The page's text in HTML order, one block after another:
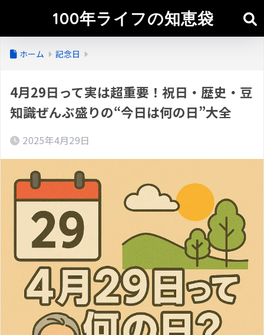
100年ライフの知恵袋
ホーム 記念日
4月29日って実は超重要！祝日・歴史・豆
知識ぜんぶ盛りの“今日は何の日”大全
2025年4月29日